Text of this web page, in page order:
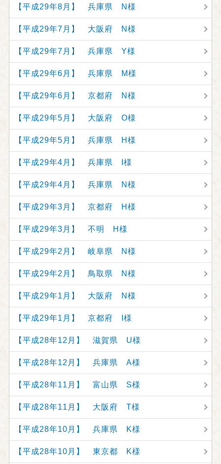
【平成29年8月】 兵庫県 N様
【平成29年7月】 大阪府 N様
【平成29年7月】 兵庫県 Y様
【平成29年6月】 兵庫県 M様
【平成29年6月】 京都府 N様
【平成29年5月】 大阪府 O様
【平成29年5月】 兵庫県 H様
【平成29年4月】 兵庫県 I様
【平成29年4月】 兵庫県 N様
【平成29年3月】 京都府 H様
【平成29年3月】 不明 H様
【平成29年2月】 岐阜県 N様
【平成29年2月】 鳥取県 N様
【平成29年1月】 大阪府 N様
【平成29年1月】 京都府 I様
【平成28年12月】 滋賀県 U様
【平成28年12月】 兵庫県 A様
【平成28年11月】 富山県 S様
【平成28年11月】 大阪府 T様
【平成28年10月】 兵庫県 K様
【平成28年10月】 東京都 K様